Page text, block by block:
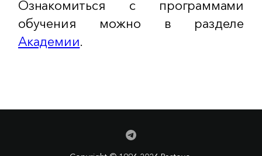
Ознакомиться с программами
обучения можно в разделе
Академии.